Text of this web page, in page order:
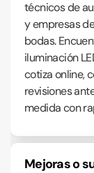
técnicos de
y empresas
bodas.
iluminación
cotiza online,
revisiones
medida con
Mejoras o